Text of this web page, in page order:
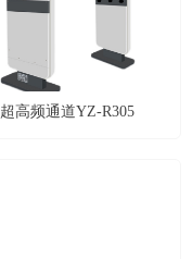
超高频通道YZ-R305